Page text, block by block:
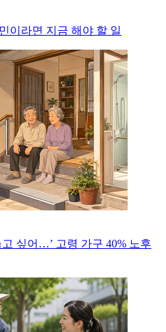
이라면 지금 해야 할 일
싶어…’ 고령 가구 40% 노후